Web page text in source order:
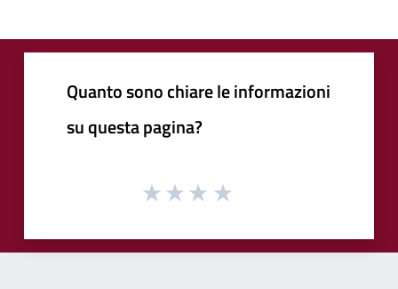
Quanto sono chiare le informazioni
su questa pagina?